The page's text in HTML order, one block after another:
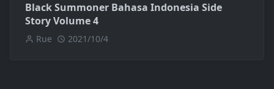
Black Summoner Bahasa Indonesia Side
Story Volume 4
Rue 2021/10/4